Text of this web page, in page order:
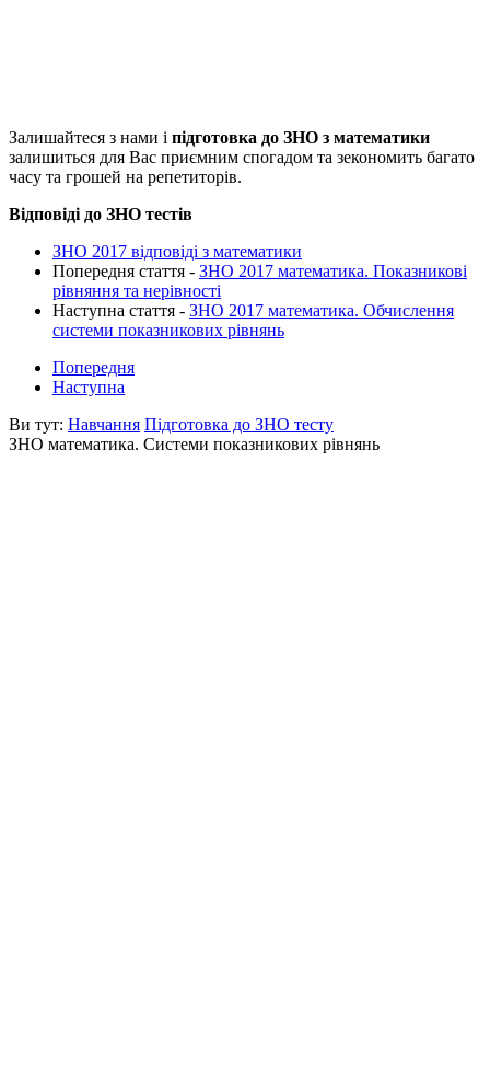
Залишайтеся з нами і підготовка до ЗНО з математики
залишиться для Вас приємним спогадом та зекономить багато
часу та грошей на репетиторів.
Відповіді до ЗНО тестів
ЗНО 2017 відповіді з математики
Попередня стаття - ЗНО 2017 математика. Показникові
рівняння та нерівності
Наступна стаття - ЗНО 2017 математика. Обчислення
системи показникових рівнянь
Попередня
Наступна
Ви тут: Навчання Підготовка до ЗНО тесту
ЗНО математика. Системи показникових рівнянь